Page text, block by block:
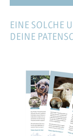
EINE SOLCHE
DEINE